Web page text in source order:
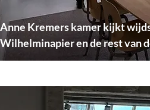
Anne Kremers kamer kijkt
Wilhelminapier en de rest van